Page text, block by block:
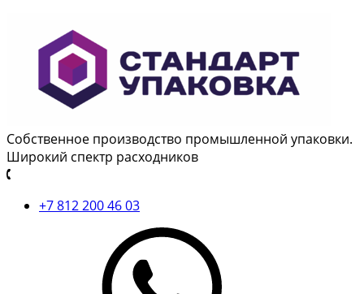
Собственное производство промышленной упаковки.
Широкий спектр расходников
+7 812 200 46 03